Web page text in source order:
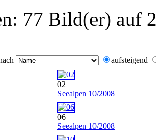
77 Bild(er) auf
aufsteigend
02
Seealpen 10/2008
06
Seealpen 10/2008